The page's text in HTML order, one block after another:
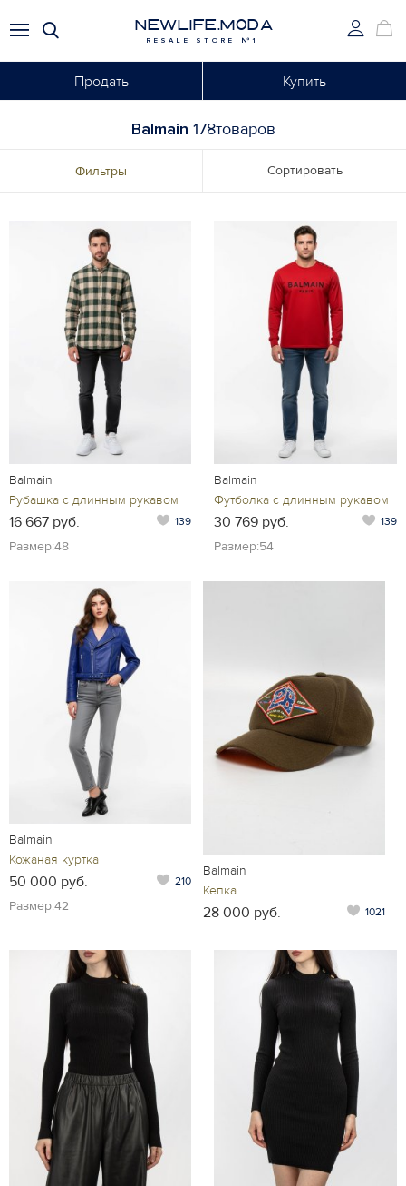
NEWLIFE.MODA
RESALE STORE №1
Продать Купить
Balmain 178товаров
Фильтры Сортировать
Balmain
Рубашка с длинным рукавом
16 667 руб. 139
Размер:48
Balmain
Футболка с длинным рукавом
30 769 руб. 139
Размер:54
Balmain
Кожаная куртка
50 000 руб. 210
Размер:42
Balmain
Кепка
28 000 руб. 1021